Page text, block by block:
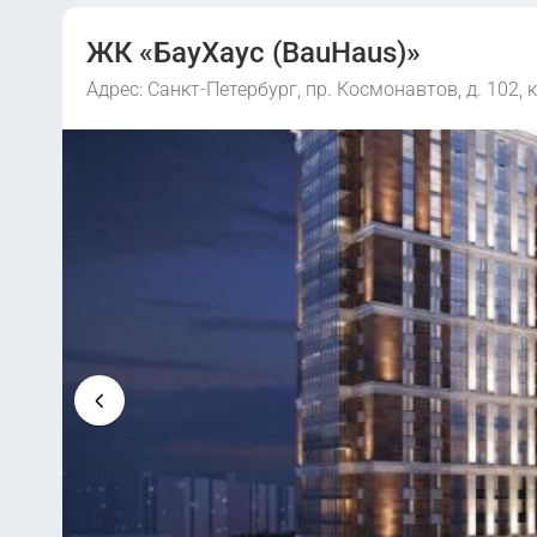
ЖК «БауХаус (BauHаus)»
Адрес: Санкт-Петербург, пр. Космонавтов, д. 102,